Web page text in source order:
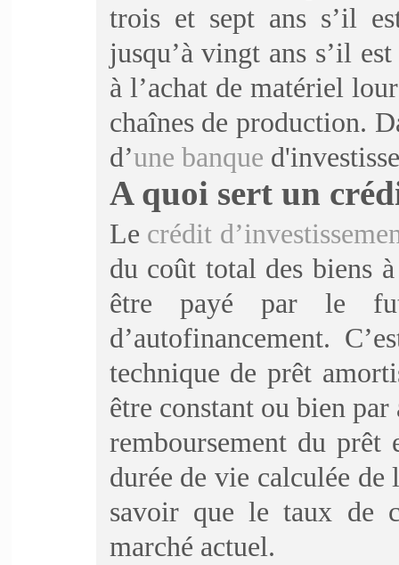
trois et sept ans s’il
jusqu’à vingt ans s’il
à l’achat de matériel
chaînes de production.
d’une banque
A quoi sert un
Le crédit
du coût total des biens
être payé par le
d’autofinancement.
technique de prêt
être constant ou bien
remboursement du prêt
durée de vie calculée
savoir que le taux de
marché actuel.